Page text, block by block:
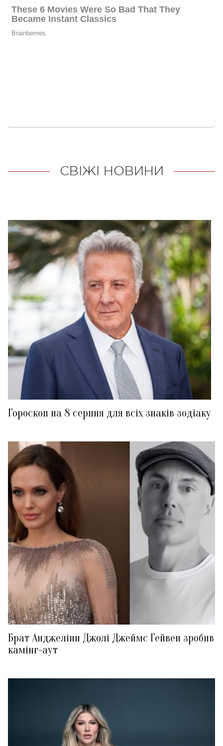
СВІЖІ НОВИНИ
Гороскоп на 8 серпня для всіх знаків зодіаку
Брат Анджеліни Джолі Джеймс Гейвен зробив
камінг-аут